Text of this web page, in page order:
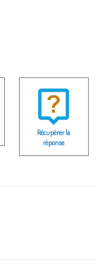
Récupérer la
réponse